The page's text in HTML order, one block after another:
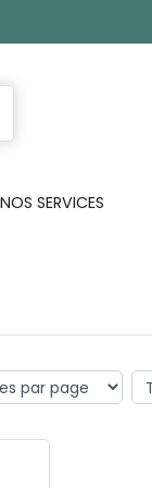
NOS SERVICES